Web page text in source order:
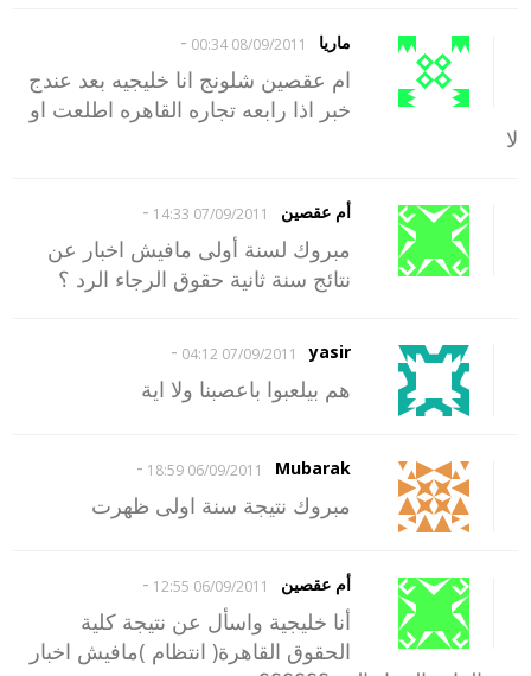
ماريا 08/09/2011 00:34
-
ام عقصين شلونج انا خليجيه بعد عندج
خبر اذا رابعه تجاره القاهره اطلعت او
لا
أم عقصين 07/09/2011 14:33
-
مبروك لسنة أولى مافيش اخبار عن
نتائج سنة ثانية حقوق الرجاء الرد ؟
yasir
07/09/2011 04:12
-
هم بيلعبوا باعصبنا ولا اية
Mubarak
06/09/2011 18:59
-
مبروك نتيجة سنة اولى ظهرت
أم عقصين 06/09/2011 12:55
-
أنا خليجية واسأل عن نتيجة كلية
الحقوق القاهرة( انتظام )مافيش اخبار